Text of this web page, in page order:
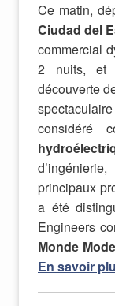
Ce matin,
Ciudad del
commercial
2 nuits, et
découverte
considéré
principaux
a été
Engineers
Monde
En savoir